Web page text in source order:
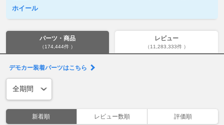
ホイール
パーツ・商品
（174,444件 ）
レビュー
（11,283,333件 ）
デモカー装着パーツはこちら
新着順 レビュー数順 評価順